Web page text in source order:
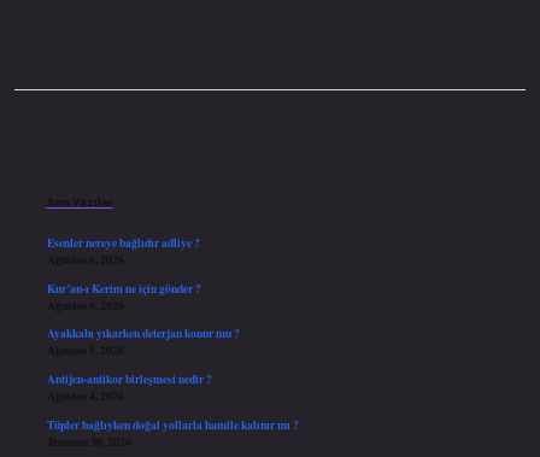
Son Yazılar
Esenler nereye bağlıdır adliye ?
Ağustos 6, 2026
Kur’an-ı Kerim ne için gönder ?
Ağustos 6, 2026
Ayakkabı yıkarken deterjan konur mu ?
Ağustos 5, 2026
Antijen-antikor birleşmesi nedir ?
Ağustos 4, 2026
Tüpler bağlıyken doğal yollarla hamile kalınır mı ?
Temmuz 30, 2026